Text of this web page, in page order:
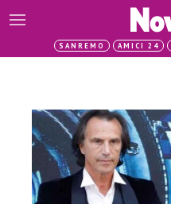
SANREMO AMICI 24